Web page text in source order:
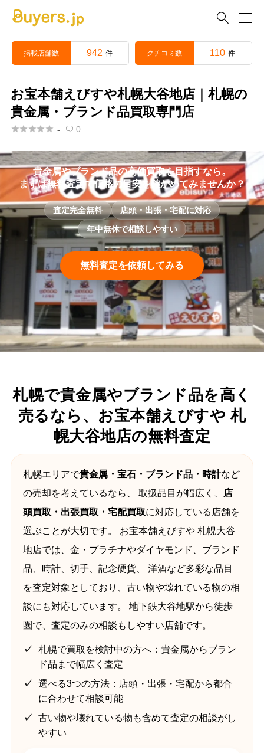

掲載店舗数 942 件 クチコミ数 110 件
お宝本舗えびすや札幌大谷地店｜札幌の
貴金属・ブランド品買取専門店
 -  0
貴金属やブランド品の高価買取を目指すなら。
まずは無料査定で価格の目安を確かめてみませんか？
査定完全無料
店頭・出張・宅配に対応
年中無休で相談しやすい
無料査定を依頼してみる
札幌で貴金属やブランド品を高く
売るなら、お宝本舗えびすや 札
幌大谷地店の無料査定
札幌エリアで貴金属・宝石・ブランド品・時計など
の売却を考えているなら、 取扱品目が幅広く、
店
頭買取・出張買取・宅配買取に対応している店舗を
選ぶことが大切です。 お宝本舗えびすや 札幌大谷
地店では、金・プラチナやダイヤモンド、ブランド
品、時計、切手、記念硬貨、 洋酒など多彩な品目
を査定対象としており、古い物や壊れている物の相
談にも対応しています。 地下鉄大谷地駅から徒歩
圏で、査定のみの相談もしやすい店舗です。
札幌で買取を検討中の方へ：貴金属からブラン
ド品まで幅広く査定
選べる3つの方法：店頭・出張・宅配から都合
に合わせて相談可能
古い物や壊れている物も含めて査定の相談がし
やすい